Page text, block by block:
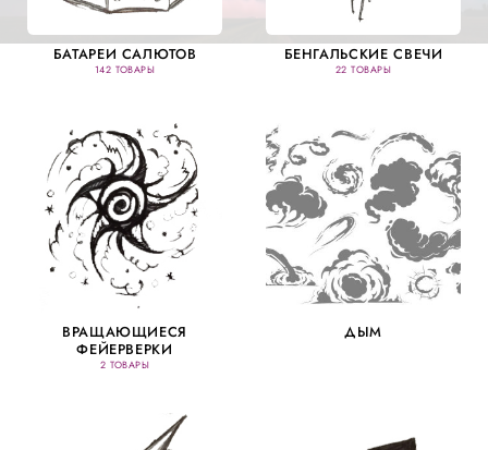
БАТАРЕИ САЛЮТОВ
142 ТОВАРЫ
БЕНГАЛЬСКИЕ СВЕЧИ
22 ТОВАРЫ
ВРАЩАЮЩИЕСЯ
ФЕЙЕРВЕРКИ
2 ТОВАРЫ
ДЫМ